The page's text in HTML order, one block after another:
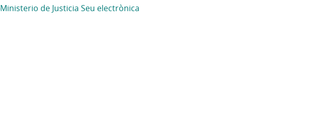
Ministerio de Justicia Seu electrònica